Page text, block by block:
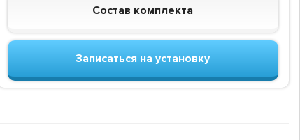
Состав комплекта
Записаться на установку